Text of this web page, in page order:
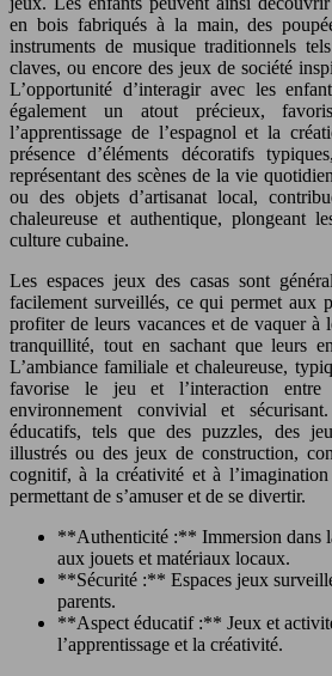
en bois fabriqués à la main, des
instruments de musique traditionnels
claves, ou encore des jeux de société
L’opportunité d’interagir avec les
également un atout précieux,
l’apprentissage de l’espagnol et la
présence d’éléments décoratifs
représentant des scènes de la vie
ou des objets d’artisanat local,
chaleureuse et authentique, plongeant
culture cubaine.
Les espaces jeux des casas sont
facilement surveillés, ce qui permet aux
profiter de leurs vacances et de vaquer à
tranquillité, tout en sachant que leurs
L’ambiance familiale et chaleureuse,
favorise le jeu et l’interaction
environnement convivial et
éducatifs, tels que des puzzles, des
illustrés ou des jeux de construction,
cognitif, à la créativité et à
permettant de s’amuser et de se divertir.
**Authenticité :** Immersion dans
aux jouets et matériaux locaux.
**Sécurité :** Espaces jeux
parents.
**Aspect éducatif :** Jeux et
l’apprentissage et la créativité.